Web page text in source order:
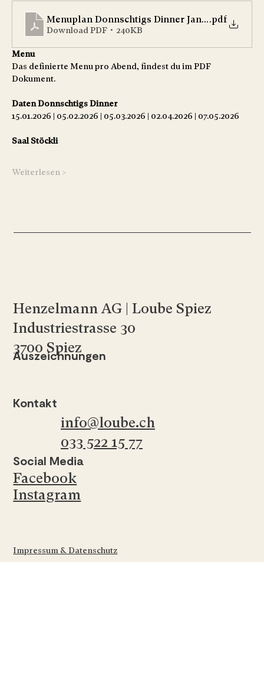
Menuplan Donnschtigs Dinner Januar-Mai
.pdf
Download PDF • 240KB
Menu
Das definierte Menu pro Abend, findest du im PDF
Dokument.
Daten Donnschtigs Dinner
15.01.2026 | 05.02.2026 | 05.03.2026 | 02.04.2026 | 07.05.2026
Saal Stöckli
Weiterlesen >
Impressum & Datenschutz
info@loube.ch
033 522 15 77
Kontakt
Facebook
Instagram
Social Media
Auszeichnungen
Henzelmann AG | Loube Spiez
Industriestrasse 30
3700 Spiez